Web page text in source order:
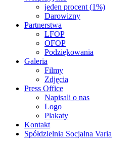
jeden procent (1%)
Darowizny
Partnerstwa
LFOP
OFOP
Podziękowania
Galeria
Filmy
Zdjęcia
Press Office
Napisali o nas
Logo
Plakaty
Kontakt
Spółdzielnia Socjalna Varia